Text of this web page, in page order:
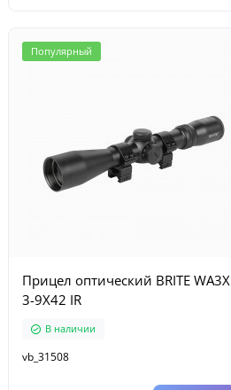
Популярный
Прицел оптический BRITE WA3X
3-9X42 IR
В наличии
vb_31508